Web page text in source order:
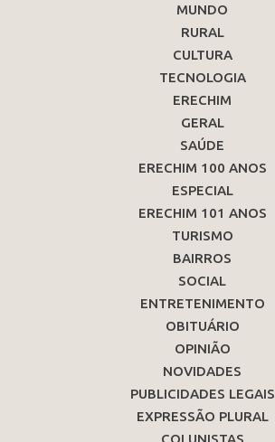
MUNDO
RURAL
CULTURA
TECNOLOGIA
ERECHIM
GERAL
SAÚDE
ERECHIM 100 ANOS
ESPECIAL
ERECHIM 101 ANOS
TURISMO
BAIRROS
SOCIAL
ENTRETENIMENTO
OBITUÁRIO
OPINIÃO
NOVIDADES
PUBLICIDADES LEGAIS
EXPRESSÃO PLURAL
COLUNISTAS